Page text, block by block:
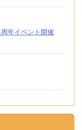
年イベント開催